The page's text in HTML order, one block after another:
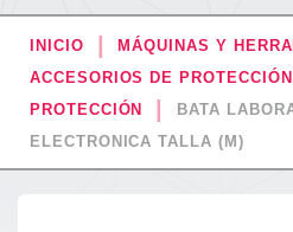
INICIO
MÁQUINAS Y
ACCESORIOS DE PROTECCIÓN
PROTECCIÓN
BATA
ELECTRONICA TALLA (M)